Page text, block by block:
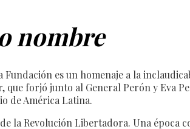
nombre
Fundación es un homenaje a la
que forjó junto al General Perón y Eva
de América Latina.
la Revolución Libertadora. Una época